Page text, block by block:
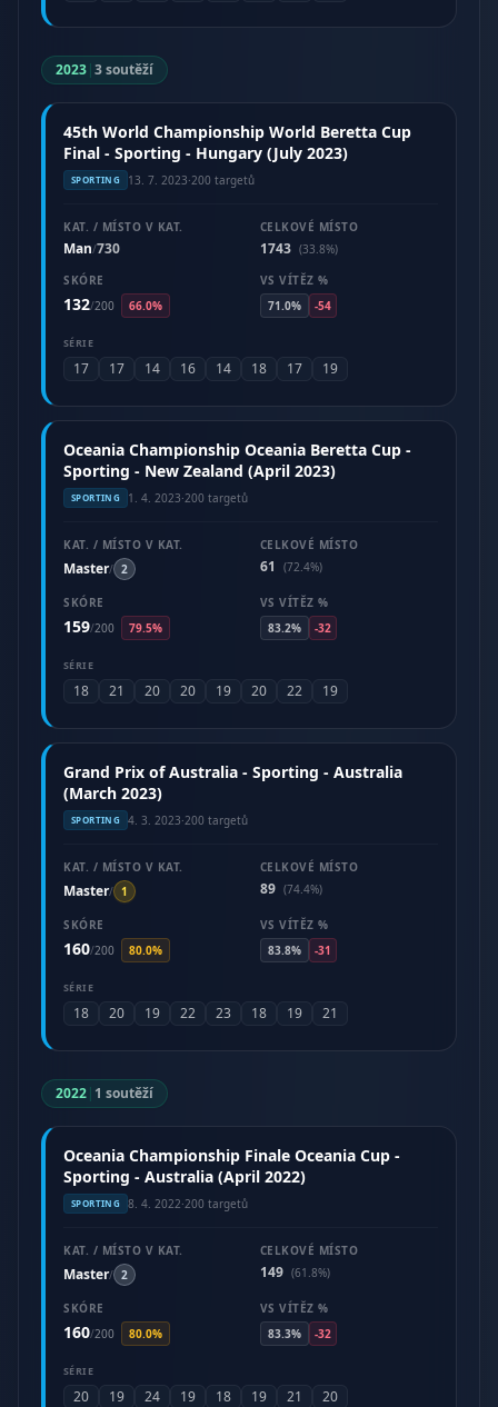
2023|3 soutěží
45th World Championship World Beretta Cup
Final - Sporting - Hungary (July 2023)
SPORTING 13. 7. 2023·200 targetů
KAT. / MÍSTO V KAT.
Man/730
CELKOVÉ MÍSTO
1743 (33.8%)
SKÓRE
132/200 66.0%
VS VÍTĚZ %
71.0%
-54
SÉRIE
17 17 14 16 14 18 17 19
Oceania Championship Oceania Beretta Cup -
Sporting - New Zealand (April 2023)
SPORTING 1. 4. 2023·200 targetů
KAT. / MÍSTO V KAT.
Master/ 2
CELKOVÉ MÍSTO
61 (72.4%)
SKÓRE
159/200 79.5%
VS VÍTĚZ %
83.2%
-32
SÉRIE
18 21 20 20 19 20 22 19
Grand Prix of Australia - Sporting - Australia
(March 2023)
SPORTING 4. 3. 2023·200 targetů
KAT. / MÍSTO V KAT.
Master/ 1
CELKOVÉ MÍSTO
89 (74.4%)
SKÓRE
160/200 80.0%
VS VÍTĚZ %
83.8%
-31
SÉRIE
18 20 19 22 23 18 19 21
2022| 1 soutěží
Oceania Championship Finale Oceania Cup -
Sporting - Australia (April 2022)
SPORTING 8. 4. 2022·200 targetů
KAT. / MÍSTO V KAT.
Master/ 2
CELKOVÉ MÍSTO
149 (61.8%)
SKÓRE
160/200 80.0%
VS VÍTĚZ %
83.3%
-32
SÉRIE
20 19 24 19 18 19 21 20